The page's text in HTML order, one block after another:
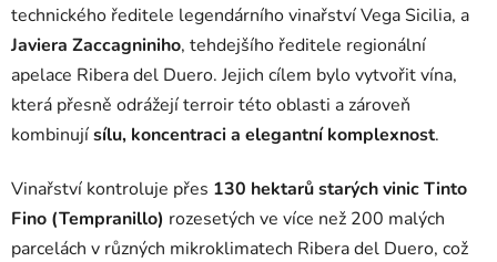
technického ředitele legendárního vinařství Vega Sicilia, a
Javiera Zaccagniniho, tehdejšího ředitele regionální
apelace Ribera del Duero. Jejich cílem bylo vytvořit vína,
která přesně odrážejí terroir této oblasti a zároveň
kombinujísílu, koncentraci a elegantní komplexnost.
Vinařství kontroluje přes 130 hektarů starých vinic Tinto
Fino (Tempranillo) rozesetých ve více než 200 malých
parcelách v různých mikroklimatech Ribera del Duero, což
d
u
k
t
ů